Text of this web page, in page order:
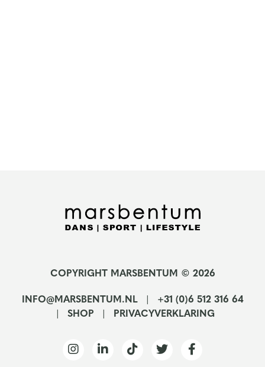
COPYRIGHT MARSBENTUM © 2026
INFO@MARSBENTUM.NL
+31 (0)6 512 316 64
SHOP
PRIVACYVERKLARING